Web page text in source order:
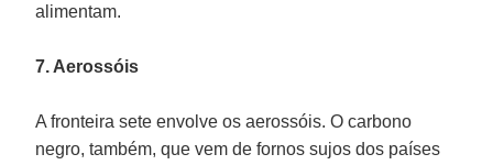
alimentam.
7. Aerossóis
A fronteira sete envolve os aerossóis. O carbono
negro, também, que vem de fornos sujos dos países